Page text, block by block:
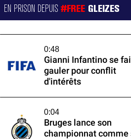
EN PRISON DEPUIS#FREE GLEIZES
0:48
Gianni Infantino se
gauler pour conflit
d'intérêts
0:04
Bruges lance son
championnat comme